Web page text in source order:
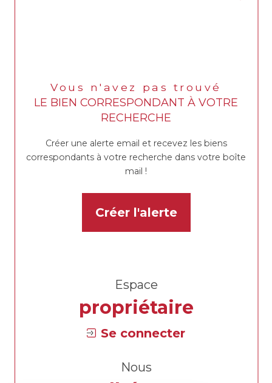
Vous n'avez pas trouvé
LE BIEN CORRESPONDANT À VOTRE
RECHERCHE
Créer une alerte email et recevez les biens
correspondants à votre recherche dans votre boîte
mail !
Créer l'alerte
Espace
propriétaire
Se connecter
Nous